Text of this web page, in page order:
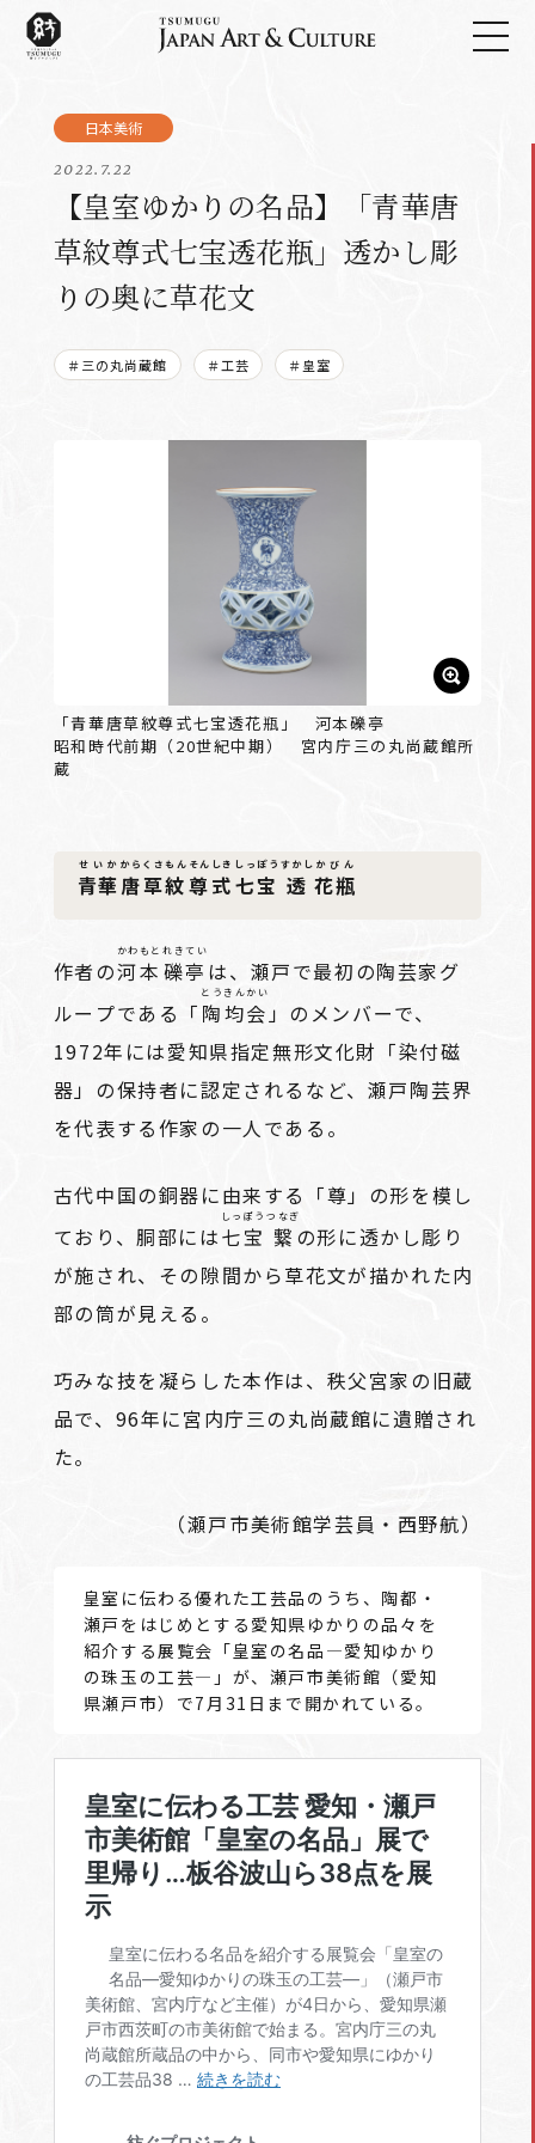
2022.7.22
【皇室ゆかりの名品】「青華唐
草紋尊式七宝透花瓶」透かし彫
りの奥に草花文
＃三の丸尚蔵館 ＃工芸 ＃皇室
「青華唐草紋尊式七宝透花瓶」 河本礫亭
昭和時代前期（20世紀中期） 宮内庁三の丸尚蔵館所
蔵
青華
せいか
唐草紋
からくさもん
尊式
そんしき
七宝
しっぽう
透
すかし
花瓶
かびん
作者の河本
かわもと
礫亭
れきてい
は、瀬戸で最初の陶芸家グ
ループである「 陶均会
とうきんかい
」のメンバーで、
1972年には愛知県指定無形文化財「染付磁
器」の保持者に認定されるなど、瀬戸陶芸界
を代表する作家の一人である。
古代中国の銅器に由来する「尊」の形を模し
ており、胴部には七宝
しっぽう
繋
つなぎ
の形に透かし彫り
が施され、その隙間から草花文が描かれた内
部の筒が見える。
巧みな技を凝らした本作は、秩父宮家の旧蔵
品で、96年に宮内庁三の丸尚蔵館に遺贈され
た。
（瀬戸市美術館学芸員・西野航）
皇室に伝わる優れた工芸品のうち、陶都・
瀬戸をはじめとする愛知県ゆかりの品々を
紹介する展覧会「皇室の名品―愛知ゆかり
の珠玉の工芸―」が、瀬戸市美術館（愛知
県瀬戸市）で7月31日まで開かれている。